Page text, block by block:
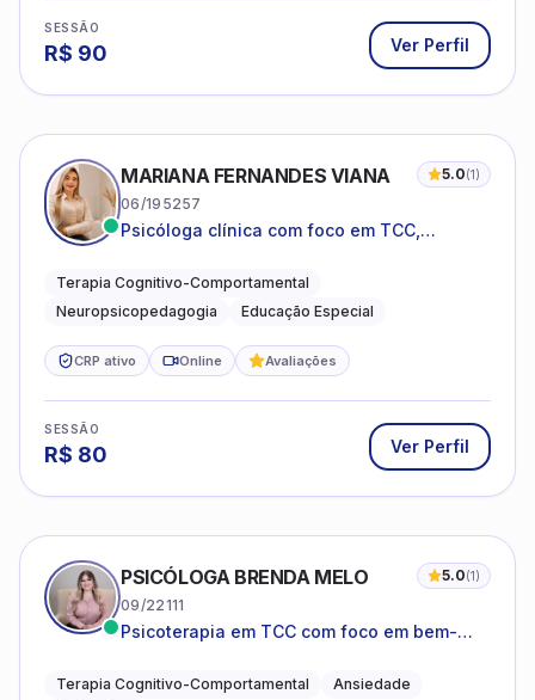
SESSÃO
R$ 90 Ver Perfil
MARIANA FERNANDES VIANA 5.0(1)
06/195257
Psicóloga clínica com foco em TCC,
do neurodesenvolvimento.
Terapia Cognitivo-Comportamental
Neuropsicopedagogia
Educação Especial
CRP ativo Online Avaliações
SESSÃO
R$ 80 Ver Perfil
PSICÓLOGA BRENDA MELO 5.0(1)
09/22111
Psicoterapia em TCC com foco em bem-
o cotidiano
Terapia Cognitivo-Comportamental
Ansiedade